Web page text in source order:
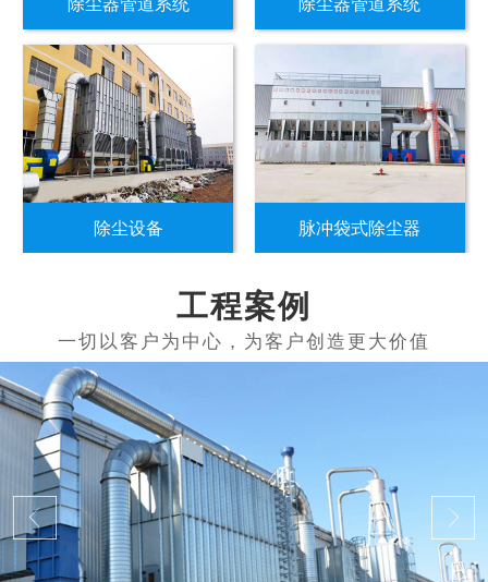
除尘器管道系统 除尘器管道系统
除尘设备 脉冲袋式除尘器
工程案例